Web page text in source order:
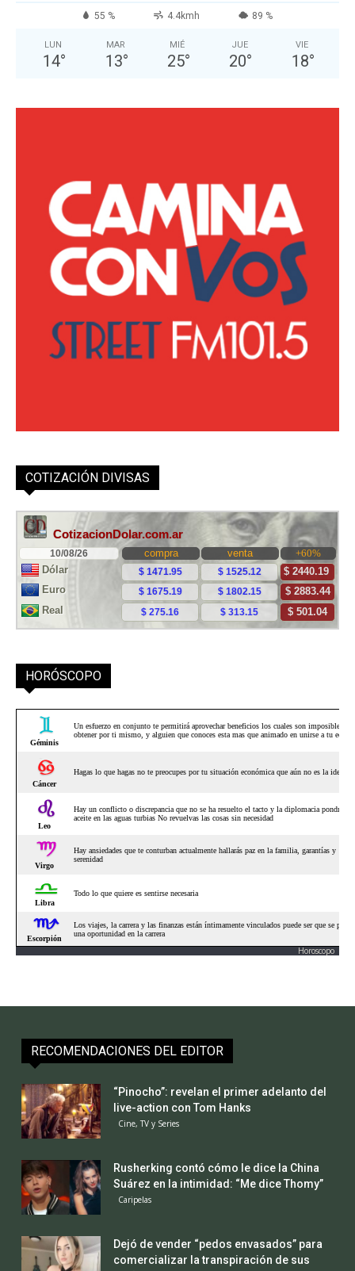
55 % 4.4kmh 89 %
LUN
14°
MAR
13°
MIÉ
25°
JUE
20°
VIE
18°
COTIZACIÓN DIVISAS
HORÓSCOPO
Horoscopo
RECOMENDACIONES DEL EDITOR
“Pinocho”: revelan el primer adelanto del
live-action con Tom Hanks
Cine, TV y Series
Rusherking contó cómo le dice la China
Suárez en la intimidad: “Me dice Thomy”
Caripelas
Dejó de vender “pedos envasados” para
comercializar la transpiración de sus